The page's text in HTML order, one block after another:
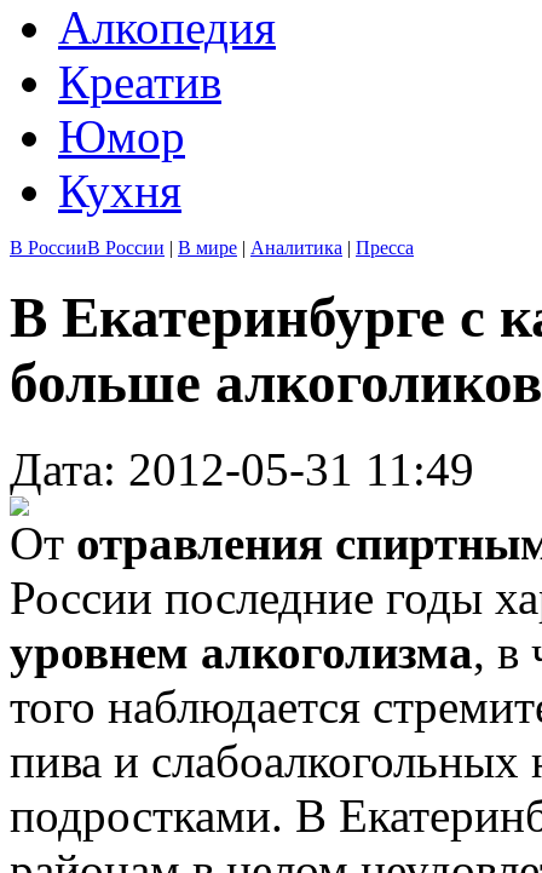
Алкопедия
Креатив
Юмор
Кухня
В РоссииВ России | В мире | Аналитика | Пресса
В Екатеринбурге с
больше алкоголиков
Дата: 2012-05-31 11:49
От отравления
России последние годы
уровнем алкоголизма, в
того наблюдается
пива и
подростками. В